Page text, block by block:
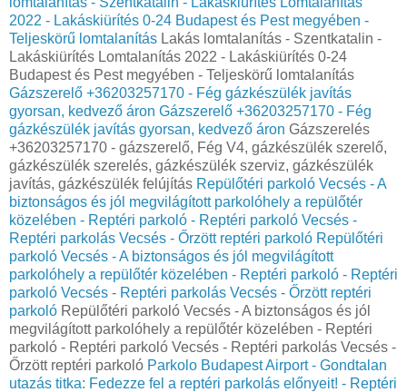
2022 - Lakáskiürítés 0-24 Budapest és Pest megyében‎ -
Teljeskörű lomtalanítás Lakás lomtalanítás - Szentkatalin -
Lakáskiürítés Lomtalanítás‎ 2022 - Lakáskiürítés 0-24
Budapest és Pest megyében‎ - Teljeskörű lomtalanítás
Gázszerelő +36203257170 - Fég gázkészülék javítás
gyorsan, kedvező áron Gázszerelő +36203257170 - Fég
gázkészülék javítás gyorsan, kedvező áron Gázszerelés
+36203257170 - gázszerelő, Fég V4, gázkészülék szerelő,
gázkészülék szerelés, gázkészülék szerviz, gázkészülék
javítás, gázkészülék felújítás Repülőtéri parkoló Vecsés - A
biztonságos és jól megvilágított parkolóhely a repülőtér
közelében - Reptéri parkoló - Reptéri parkoló Vecsés -
Reptéri parkolás Vecsés - Őrzött reptéri parkoló Repülőtéri
parkoló Vecsés - A biztonságos és jól megvilágított
parkolóhely a repülőtér közelében - Reptéri parkoló - Reptéri
parkoló Vecsés - Reptéri parkolás Vecsés - Őrzött reptéri
parkoló Repülőtéri parkoló Vecsés - A biztonságos és jól
megvilágított parkolóhely a repülőtér közelében - Reptéri
parkoló - Reptéri parkoló Vecsés - Reptéri parkolás Vecsés -
Őrzött reptéri parkoló Parkolo Budapest Airport - Gondtalan
utazás titka: Fedezze fel a reptéri parkolás előnyeit! - Reptéri